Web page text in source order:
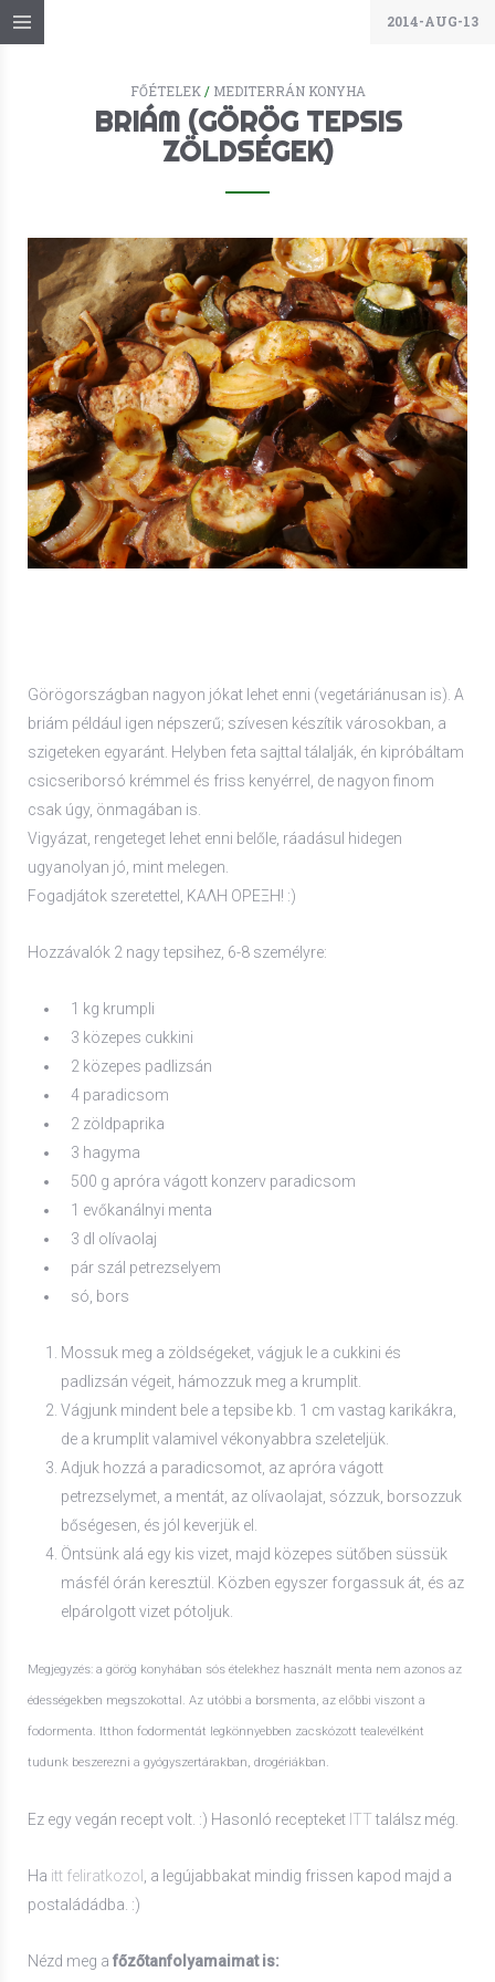
2014-AUG-13
FŐÉTELEK/ MEDITERRÁN KONYHA
BRIÁM (GÖRÖG TEPSIS
ZÖLDSÉGEK)
Görögországban nagyon jókat lehet enni (vegetáriánusan is). A
briám például igen népszerű; szívesen készítik városokban, a
szigeteken egyaránt. Helyben feta sajttal tálalják, én kipróbáltam
csicseriborsó krémmel és friss kenyérrel, de nagyon finom
csak úgy, önmagában is.
Vigyázat, rengeteget lehet enni belőle, ráadásul hidegen
ugyanolyan jó, mint melegen.
Fogadjátok szeretettel, ΚΑΛΗ ΟΡΕΞΗ! :)
Hozzávalók 2 nagy tepsihez, 6-8 személyre:
1 kg krumpli
3 közepes cukkini
2 közepes padlizsán
4 paradicsom
2 zöldpaprika
3 hagyma
500 g apróra vágott konzerv paradicsom
1 evőkanálnyi menta
3 dl olívaolaj
pár szál petrezselyem
só, bors
Mossuk meg a zöldségeket, vágjuk le a cukkini és
padlizsán végeit, hámozzuk meg a krumplit.
Vágjunk mindent bele a tepsibe kb. 1 cm vastag karikákra,
de a krumplit valamivel vékonyabbra szeleteljük.
Adjuk hozzá a paradicsomot, az apróra vágott
petrezselymet, a mentát, az olívaolajat, sózzuk, borsozzuk
bőségesen, és jól keverjük el.
Öntsünk alá egy kis vizet, majd közepes sütőben süssük
másfél órán keresztül. Közben egyszer forgassuk át, és az
elpárolgott vizet pótoljuk.
Megjegyzés: a görög konyhában sós ételekhez használt menta nem azonos az
édességekben megszokottal. Az utóbbi a borsmenta, az előbbi viszont a
fodormenta. Itthon fodormentát legkönnyebben zacskózott tealevélként
tudunk beszerezni a gyógyszertárakban, drogériákban.
Ez egy vegán recept volt. :) Hasonló recepteket ITT találsz még.
Ha itt feliratkozol , a legújabbakat mindig frissen kapod majd a
postaládádba. :)
Nézd meg a főzőtanfolyamaimat is: